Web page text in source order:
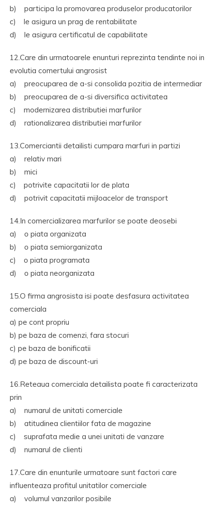
b) participa la promovarea produselor producatorilor
c) le asigura un prag de rentabilitate
d) le asigura certificatul de capabilitate
12.Care din urmatoarele enunturi reprezinta tendinte noi in
evolutia comertului angrosist
a) preocuparea de a-si consolida pozitia de intermediar
b) preocuparea de a-si diversifica activitatea
c) modernizarea distributiei marfurilor
d) rationalizarea distributiei marfurilor
13.Comerciantii detailisti cumpara marfuri in partizi
a) relativ mari
b) mici
c) potrivite capacitatii lor de plata
d) potrivit capacitatii mijloacelor de transport
14.In comercializarea marfurilor se poate deosebi
a) o piata organizata
b) o piata semiorganizata
c) o piata programata
d) o piata neorganizata
15.O firma angrosista isi poate desfasura activitatea
comerciala
a) pe cont propriu
b) pe baza de comenzi, fara stocuri
c) pe baza de bonificatii
d) pe baza de discount-uri
16.Reteaua comerciala detailista poate fi caracterizata
prin
a) numarul de unitati comerciale
b) atitudinea clientiilor fata de magazine
c) suprafata medie a unei unitati de vanzare
d) numarul de clienti
17.Care din enunturile urmatoare sunt factori care
influenteaza profitul unitatilor comerciale
a) volumul vanzarilor posibile